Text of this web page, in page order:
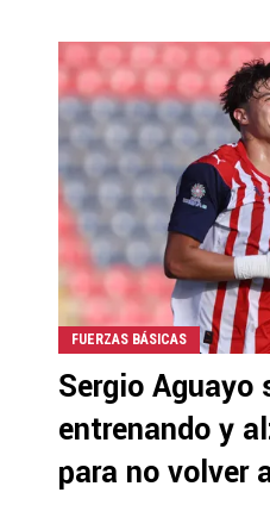
FUERZAS BÁSICAS
Sergio Aguayo
entrenando y
para no volver